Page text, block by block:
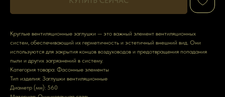
Круглые вентиляционные заглушки — это важный элемент вентиляционных
систем, обеспечивающий их герметичность и эстетичный внешний вид. Они
используются для закрытия концов воздуховодов и предотвращения попадания
пыли и других загрязнений в систему.
Категория товара: Фасонные элементы
Тип изделия: Заглушки вентиляционные
Диаметр (мм): 560